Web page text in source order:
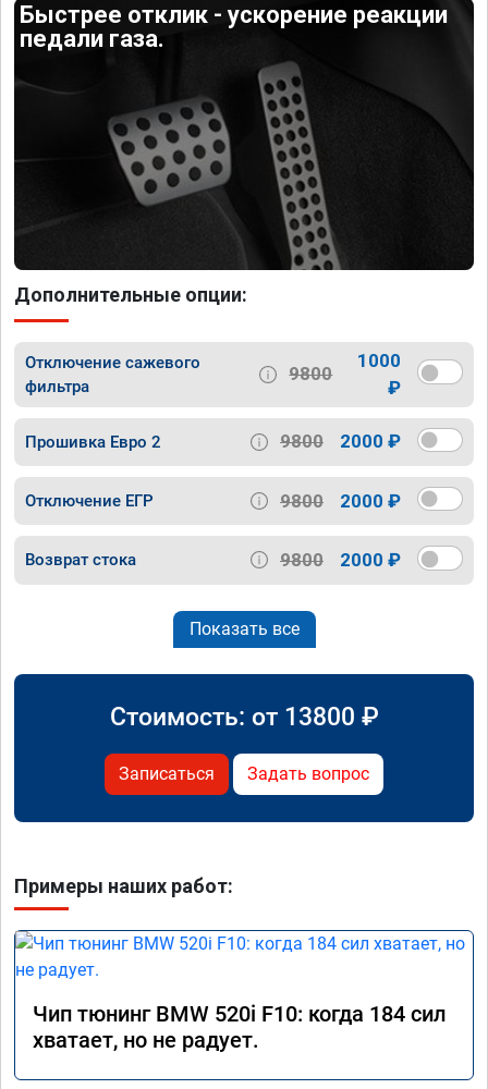
Быстрее отклик - ускорение реакции
педали газа.
Дополнительные опции:
Отключение сажевого
фильтра
9800
1000
₽
Прошивка Евро 2 9800 2000 ₽
Отключение ЕГР 9800 2000 ₽
Возврат стока 9800 2000 ₽
Показать все
Стоимость: от 13800 ₽
Записаться Задать вопрос
Примеры наших работ:
Чип тюнинг BMW 520i F10: когда 184 сил
хватает, но не радует.